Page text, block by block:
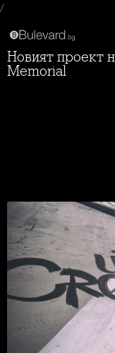
/
Новият проект на Nasimo и Urban Creatures -
Memorial